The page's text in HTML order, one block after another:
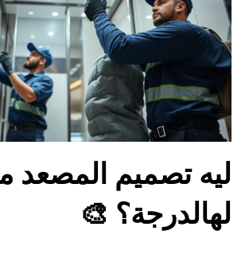
ليه تصميم المصعد
لهالدرجة؟ 🎨